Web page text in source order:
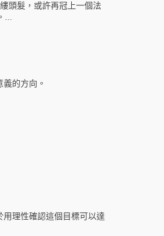
頭髮，或許再冠上一個法
的方向。
理性確認這個目標可以達